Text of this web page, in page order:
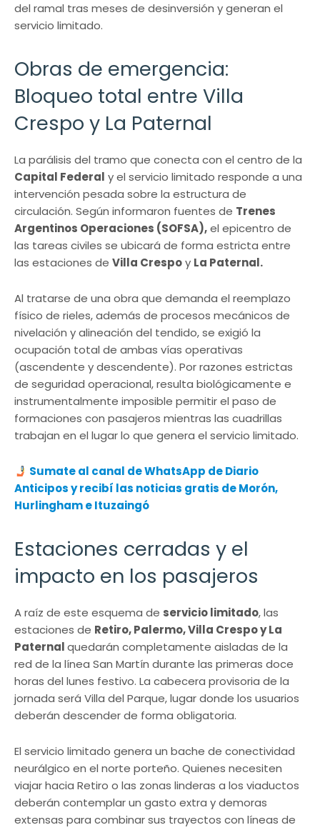
del ramal tras meses de desinversión y generan el
servicio limitado.
Obras de emergencia:
Bloqueo total entre Villa
Crespo y La Paternal
La parálisis del tramo que conecta con el centro de la
Capital Federal y el servicio limitado responde a una
intervención pesada sobre la estructura de
circulación. Según informaron fuentes de Trenes
Argentinos Operaciones (SOFSA),el epicentro de
las tareas civiles se ubicará de forma estricta entre
las estaciones de Villa Crespoy La Paternal.
Al tratarse de una obra que demanda el reemplazo
físico de rieles, además de procesos mecánicos de
nivelación y alineación del tendido, se exigió la
ocupación total de ambas vías operativas
(ascendente y descendente). Por razones estrictas
de seguridad operacional, resulta biológicamente e
instrumentalmente imposible permitir el paso de
formaciones con pasajeros mientras las cuadrillas
trabajan en el lugar lo que genera el servicio limitado.
Sumate al canal de WhatsApp de Diario
Anticiposy recibí las noticias gratis de Morón,
Hurlingham e Ituzaingó
Estaciones cerradas y el
impacto en los pasajeros
A raíz de este esquema de servicio limitado, las
estaciones de Retiro, Palermo, Villa Crespo y La
Paternalquedarán completamente aisladas de la
red de la línea San Martín durante las primeras doce
horas del lunes festivo. La cabecera provisoria de la
jornada será Villa del Parque, lugar donde los usuarios
deberán descender de forma obligatoria.
El servicio limitado genera un bache de conectividad
neurálgico en el norte porteño. Quienes necesiten
viajar hacia Retiro o las zonas linderas a los viaductos
deberán contemplar un gasto extra y demoras
extensas para combinar sus trayectos con líneas de